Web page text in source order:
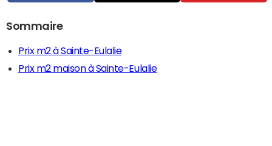
Sommaire
Prix m2 à Sainte-Eulalie
Prix m2 maison à Sainte-Eulalie